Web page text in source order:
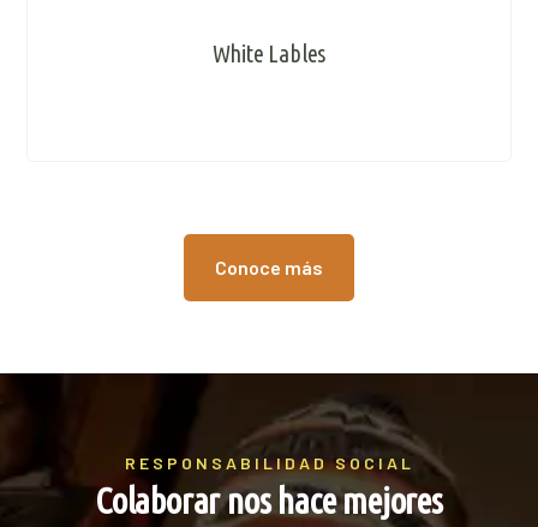
White Lables
Conoce más
RESPONSABILIDAD SOCIAL
Colaborar nos hace mejores